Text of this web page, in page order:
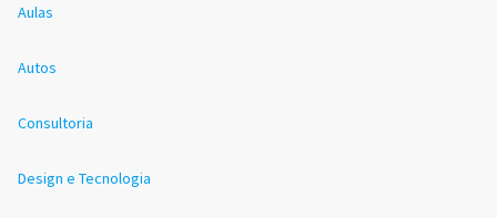
Aulas
Autos
Consultoria
Design e Tecnologia